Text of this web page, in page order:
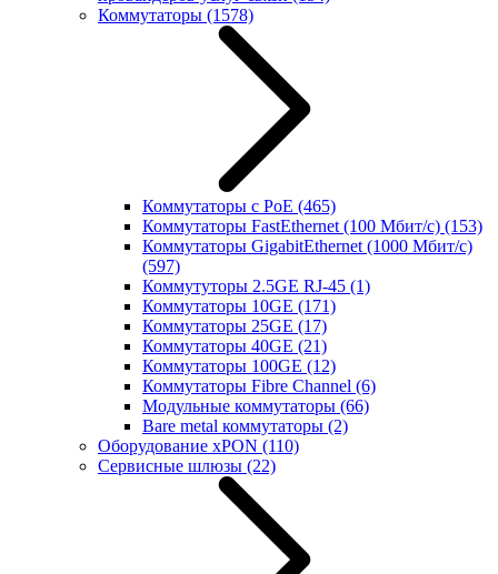
Коммутаторы (1578)
Коммутаторы с PoE (465)
Коммутаторы FastEthernet (100 Мбит/с) (153)
Коммутаторы GigabitEthernet (1000 Мбит/с)
(597)
Коммутуторы 2.5GE RJ-45 (1)
Коммутаторы 10GE (171)
Коммутаторы 25GE (17)
Коммутаторы 40GE (21)
Коммутаторы 100GE (12)
Коммутаторы Fibre Channel (6)
Модульные коммутаторы (66)
Bare metal коммутаторы (2)
Оборудование xPON (110)
Сервисные шлюзы (22)